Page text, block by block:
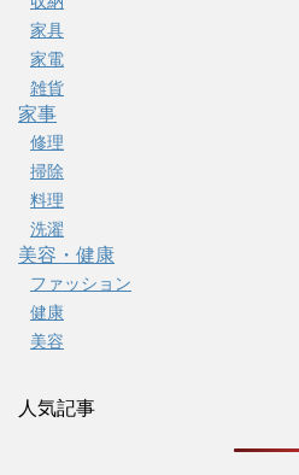
家具
家電
雑貨
家事
修理
掃除
料理
洗濯
美容・健康
ファッション
健康
美容
人気記事